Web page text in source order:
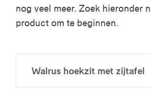
nog veel meer. Zoek hieronder
product om te beginnen.